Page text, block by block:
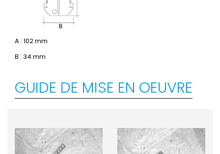
A : 102 mm
B : 34 mm
GUIDE DE MISE EN OEUVRE